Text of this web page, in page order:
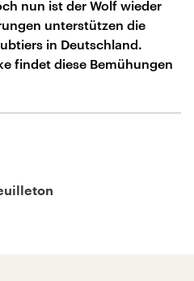
nun ist der Wolf wieder
unterstützen die
in Deutschland.
findet diese Bemühungen